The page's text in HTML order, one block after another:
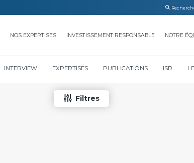
NOS EXPERTISES INVESTISSEMENT RESPONSABLE NOTRE
INTERVIEW EXPERTISES PUBLICATIONS ISR
Filtres